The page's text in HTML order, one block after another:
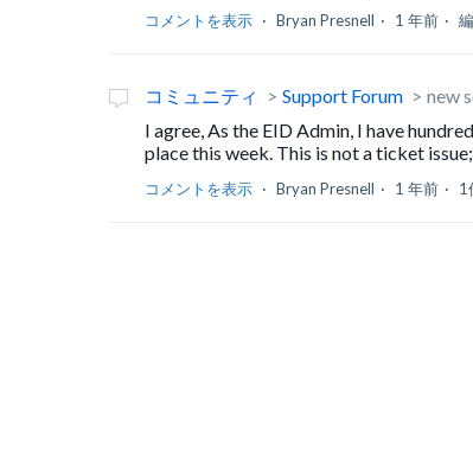
コメントを表示 Bryan Presnell 1 年前
コミュニティ Support Forum
new
I agree, As the EID Admin, I have
place this week. This is not a ticket
コメントを表示 Bryan Presnell 1 年前 1